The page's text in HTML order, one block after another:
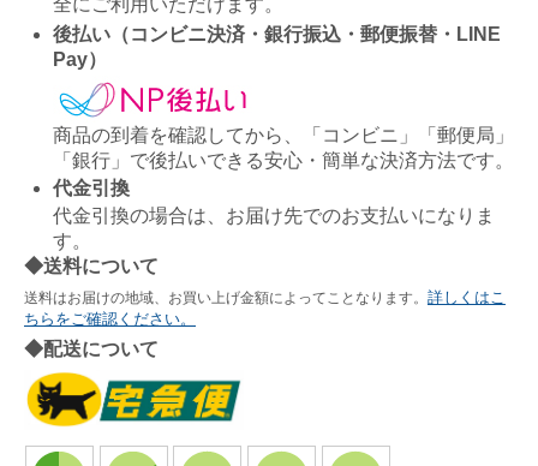
後払い（コンビニ決済・銀行振込・郵便振替・LINE
Pay）
商品の到着を確認してから、「コンビニ」「郵便局」
「銀行」で後払いできる安心・簡単な決済方法です。
代金引換
代金引換の場合は、お届け先でのお支払いになりま
す。
◆送料について
送料はお届けの地域、お買い上げ金額によってことなります。 詳しくはこ
ちらをご確認ください。
◆配送について